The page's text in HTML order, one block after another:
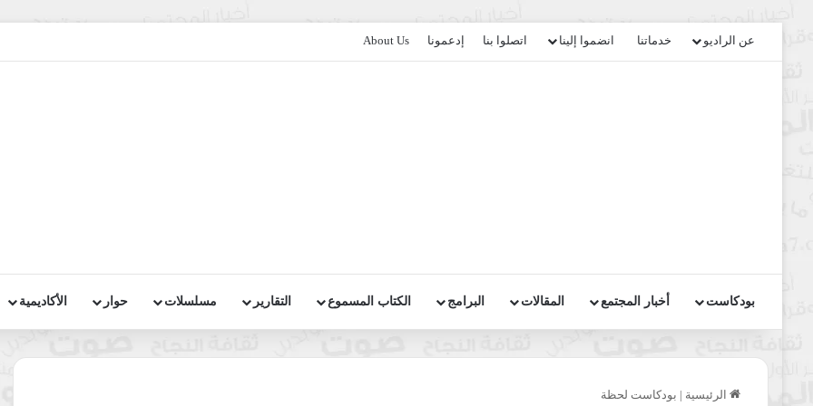
عن الراديو خدماتنا انضموا إلينا اتصلوا بنا إدعمونا About Us
بودكاست أخبار المجتمع المقالات البرامج الكتاب المسموع التقارير مسلسلات حوار الأكاديمية
الرئيسية | بودكاست لحظة